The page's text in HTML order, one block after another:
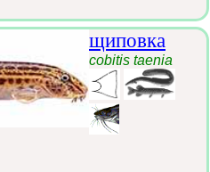
щиповка
cobitis taenia